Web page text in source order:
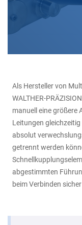
Als Hersteller von
WALTHER-
manuell eine größere
Leitungen
absolut
getrennt werden
abgestimmten
beim Verbinden